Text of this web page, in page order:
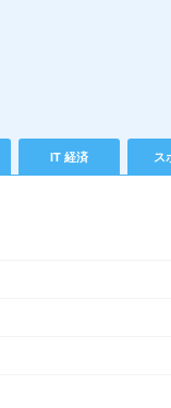
IT 経済 ス